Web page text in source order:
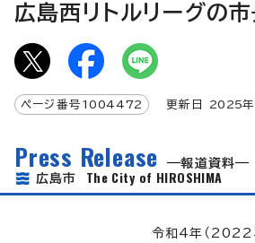
広島西リトルリーグの
ページ番号 1004472 更新日 2025
Press Release
報道資料
広島市 The City of HIROSHIMA
令和4年（2022